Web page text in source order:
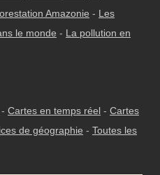
Amazonie - Les
le monde - La pollution en
- Cartes en temps réel - Cartes
de géographie - Toutes les